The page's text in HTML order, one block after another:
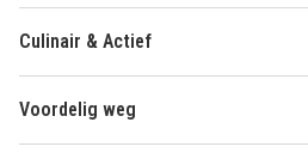
Culinair & Actief
Voordelig weg